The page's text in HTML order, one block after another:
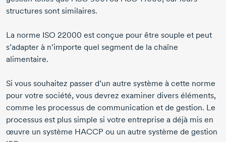
structures sont similaires.
La norme ISO 22000 est conçue pour être souple et peut
s’adapter à n’importe quel segment de la chaîne
alimentaire.
Si vous souhaitez passer d’un autre système à cette norme
pour votre société, vous devrez examiner divers éléments,
comme les processus de communication et de gestion. Le
processus est plus simple si votre entreprise a déjà mis en
œuvre un système HACCP ou un autre système de gestion